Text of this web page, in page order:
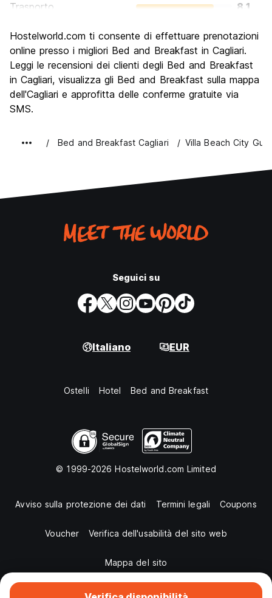
Trasporto
8.1
Luoghi di interesse culturale
8.3
Festa / Vita notturna
7.3
Qualita' Prezzo
8.0
Hostelworld.com ti consente di effettuare prenotazioni
online presso i migliori Bed and Breakfast in Cagliari.
Leggi le recensioni dei clienti degli Bed and Breakfast
in Cagliari, visualizza gli Bed and Breakfast sulla mappa
dell'Cagliari e approfitta delle conferme gratuite via
SMS.
Bed and Breakfast Cagliari Villa Beach City
Seguici su
Italiano EUR
Ostelli Hotel Bed and Breakfast
© 1999-2026 Hostelworld.com Limited
Avviso sulla protezione dei dati Termini legali Coupons
Voucher Verifica dell'usabilità del sito web
Mappa del sito